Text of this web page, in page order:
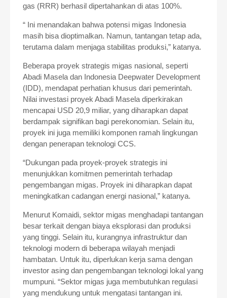
gas (RRR) berhasil dipertahankan di atas 100%.
“ Ini menandakan bahwa potensi migas Indonesia
masih bisa dioptimalkan. Namun, tantangan tetap ada,
terutama dalam menjaga stabilitas produksi,” katanya.
Beberapa proyek strategis migas nasional, seperti
Abadi Masela dan Indonesia Deepwater Development
(IDD), mendapat perhatian khusus dari pemerintah.
Nilai investasi proyek Abadi Masela diperkirakan
mencapai USD 20,9 miliar, yang diharapkan dapat
berdampak signifikan bagi perekonomian. Selain itu,
proyek ini juga memiliki komponen ramah lingkungan
dengan penerapan teknologi CCS.
“Dukungan pada proyek-proyek strategis ini
menunjukkan komitmen pemerintah terhadap
pengembangan migas. Proyek ini diharapkan dapat
meningkatkan cadangan energi nasional,” katanya.
Menurut Komaidi, sektor migas menghadapi tantangan
besar terkait dengan biaya eksplorasi dan produksi
yang tinggi. Selain itu, kurangnya infrastruktur dan
teknologi modern di beberapa wilayah menjadi
hambatan. Untuk itu, diperlukan kerja sama dengan
investor asing dan pengembangan teknologi lokal yang
mumpuni. “Sektor migas juga membutuhkan regulasi
yang mendukung untuk mengatasi tantangan ini.